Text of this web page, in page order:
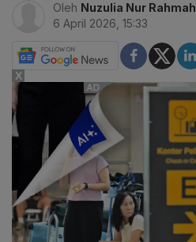
Oleh Nuzulia Nur Rahmah
6 April 2026, 15:33
X